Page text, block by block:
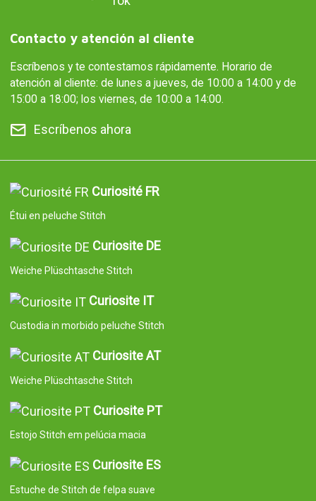
Contacto y atención al cliente
Escríbenos y te contestamos rápidamente. Horario de
atención al cliente: de lunes a jueves, de 10:00 a 14:00 y de
15:00 a 18:00; los viernes, de 10:00 a 14:00.
Escríbenos ahora
Curiosité FR
Étui en peluche Stitch
Curiosite DE
Weiche Plüschtasche Stitch
Curiosite IT
Custodia in morbido peluche Stitch
Curiosite AT
Weiche Plüschtasche Stitch
Curiosite PT
Estojo Stitch em pelúcia macia
Curiosite ES
Estuche de Stitch de felpa suave